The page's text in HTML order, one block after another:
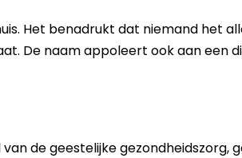
therapie
Een
Het benadrukt dat niemand het
De naam appoleert ook aan een
de geestelijke